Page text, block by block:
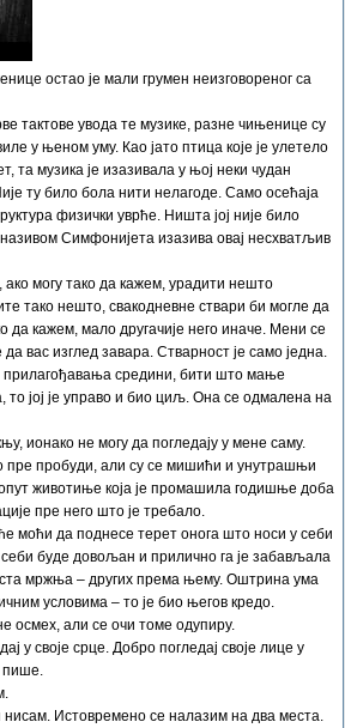
остао је мали грумен неизговореног са
тактове увода те музике, разне чињенице су
у њеном уму. Као јато птица које је улетело
та музика је изазивала у њој неки чудан
ту било бола нити нелагоде. Само осећаја
физички уврће. Ништа јој није било
Симфонијета изазива овај несхватљив
могу тако да кажем, урадити нешто
тако нешто, свакодневне ствари би могле да
да кажем, мало другачије него иначе. Мени се
вас изглед завара. Стварност је само једна.
прилагођавања средини, бити што мање
јој је управо и био циљ. Она се одмалена на
ионако не могу да погледају у мене саму.
пре пробуди, али су се мишићи и унутрашњи
животиње која је промашила годишње доба
пре него што је требало.
моћи да поднесе терет онога што носи у себи
буде довољан и прилично га је забављала
мржња – других према њему. Оштрина ума
условима – то је био његов кредо.
осмех, али се очи томе одупиру.
у своје срце. Добро погледај своје лице у
пише.
нисам. Истовремено се налазим на два места.